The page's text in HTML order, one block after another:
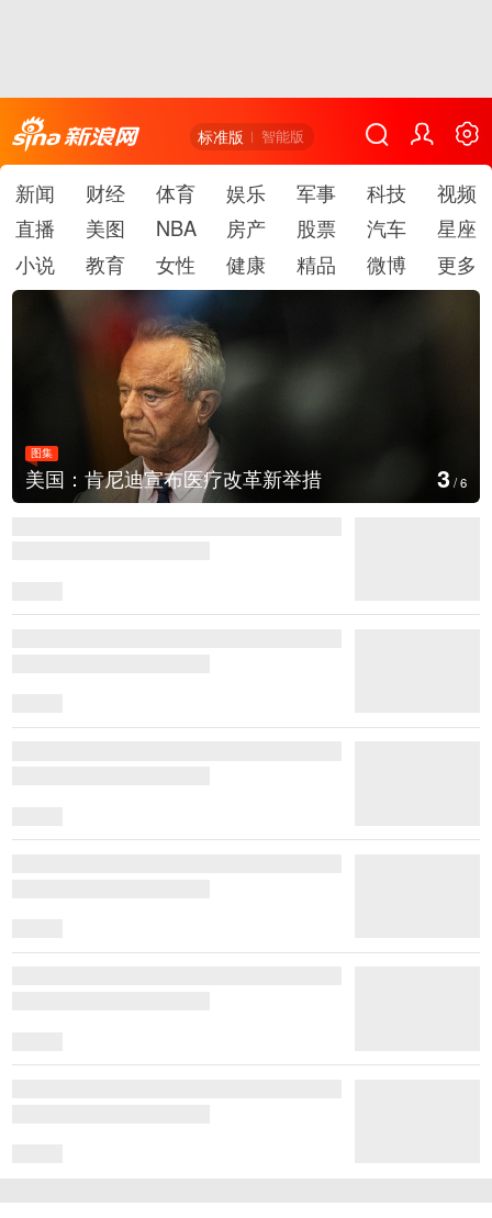
标准版 智能版
新闻 财经 体育 娱乐 军事 科技
视频
直播
美图 NBA 房产 股票 汽车
星座
小说
教育 女性 健康 精品 微博 更多
图集
美国：肯尼迪宣布医疗改革新举措 3 /6